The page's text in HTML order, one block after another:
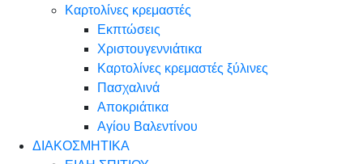
Καρτολίνες κρεμαστές
Εκπτώσεις
Χριστουγεννιάτικα
Καρτολίνες κρεμαστές ξύλινες
Πασχαλινά
Αποκριάτικα
Αγίου Βαλεντίνου
ΔΙΑΚΟΣΜΗΤΙΚΑ